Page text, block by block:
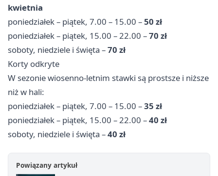
kwietnia
poniedziałek – piątek, 7.00 – 15.00 –50 zł
poniedziałek – piątek, 15.00 – 22.00 –70 zł
soboty, niedziele i święta –70 zł
Korty odkryte
W sezonie wiosenno-letnim stawki są prostsze i niższe
niż w hali:
poniedziałek – piątek, 7.00 – 15.00 –35 zł
poniedziałek – piątek, 15.00 – 22.00 –40 zł
soboty, niedziele i święta –40 zł
Powiązany artykuł